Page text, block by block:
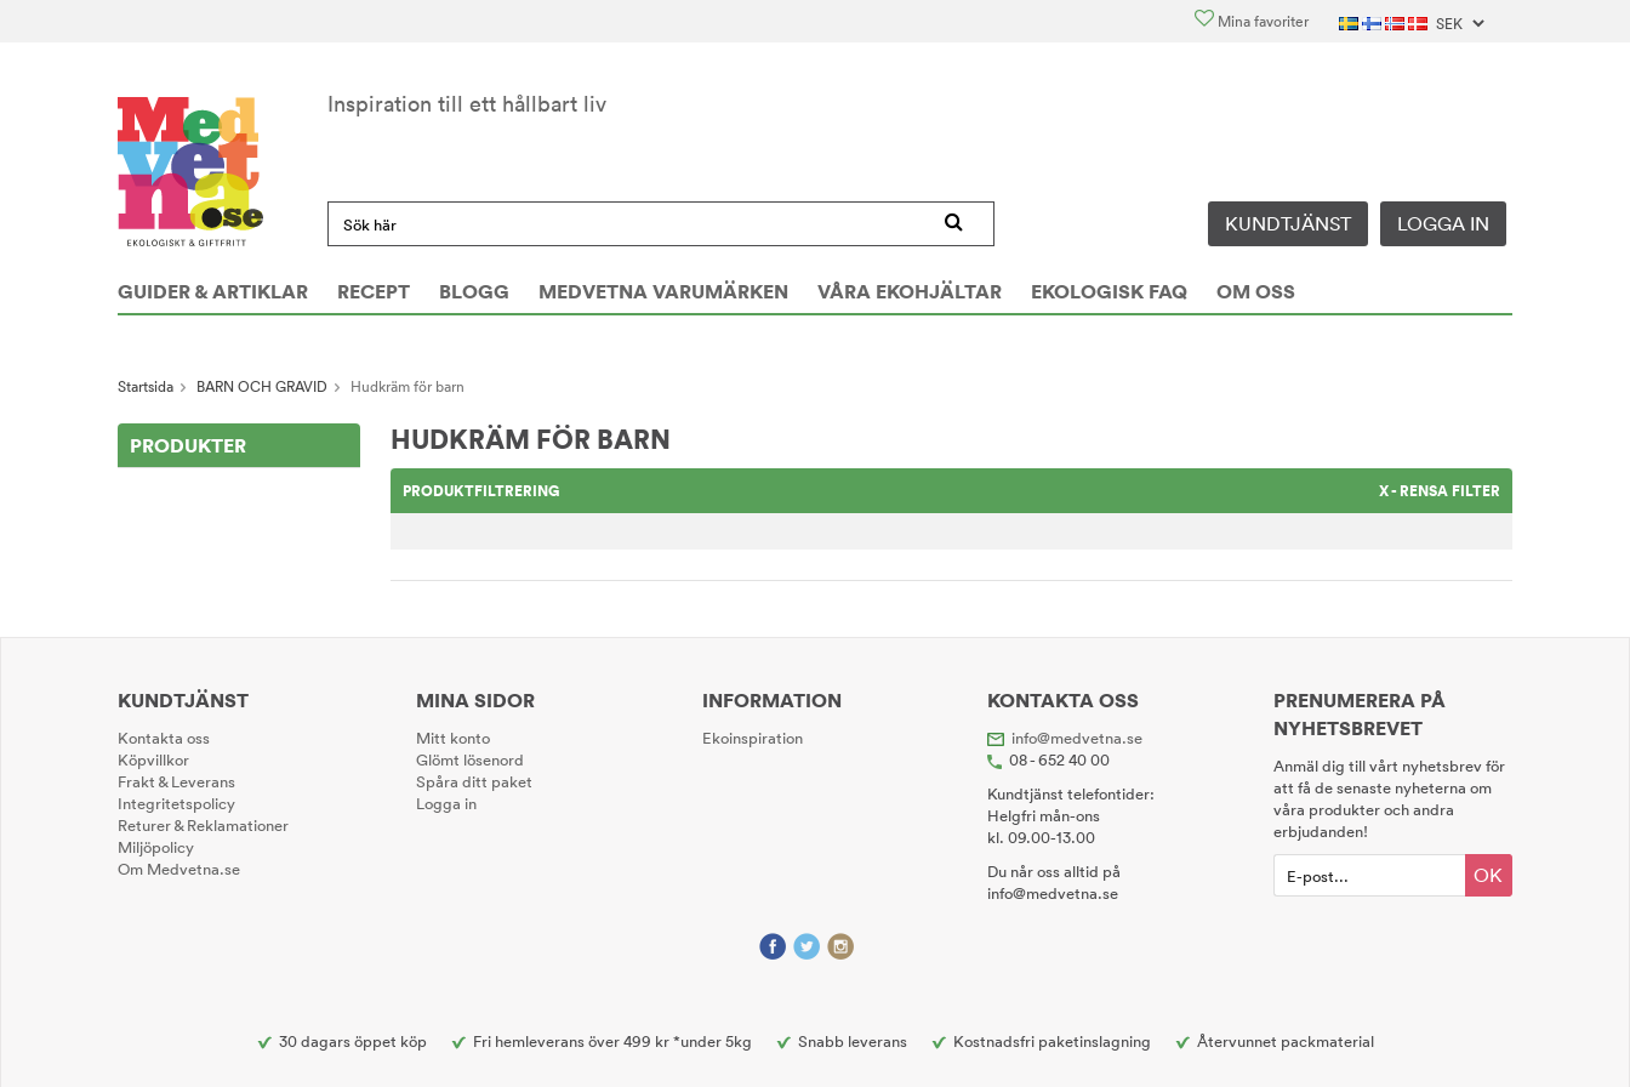
Mina favoriter
Inspiration till ett hållbart liv
KUNDTJÄNST LOGGA IN
GUIDER & ARTIKLAR RECEPT BLOGG MEDVETNA VARUMÄRKEN VÅRA EKOHJÄLTAR EKOLOGISK FAQ OM OSS
Startsida BARN OCH GRAVID Hudkräm för barn
PRODUKTER HUDKRÄM FÖR BARN
PRODUKTFILTRERING X - RENSA FILTER
KUNDTJÄNST
Kontakta oss
Köpvillkor
Frakt & Leverans
Integritetspolicy
Returer & Reklamationer
Miljöpolicy
Om Medvetna.se
MINA SIDOR
Mitt konto
Glömt lösenord
Spåra ditt paket
Logga in
INFORMATION
Ekoinspiration
KONTAKTA OSS
info@medvetna.se
08 - 652 40 00
Kundtjänst telefontider:
Helgfri mån-ons
kl. 09.00-13.00
Du når oss alltid på
info@medvetna.se
PRENUMERERA PÅ
NYHETSBREVET
Anmäl dig till vårt nyhetsbrev för
att få de senaste nyheterna om
våra produkter och andra
erbjudanden!
OK
30 dagars öppet köp Fri hemleverans över 499 kr *under 5kg Snabb leverans Kostnadsfri paketinslagning Återvunnet packmaterial